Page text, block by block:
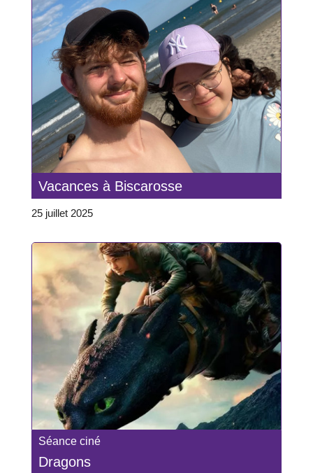
Vacances à Biscarosse
25 juillet 2025
Séance ciné
Dragons